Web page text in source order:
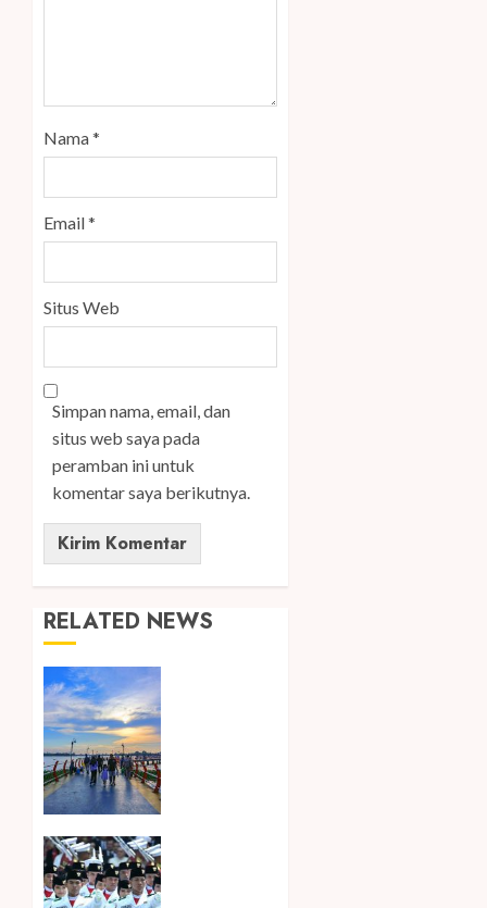
Nama*
Email*
Situs Web
Simpan nama, email, dan
situs web saya pada
peramban ini untuk
komentar saya berikutnya.
RELATED NEWS